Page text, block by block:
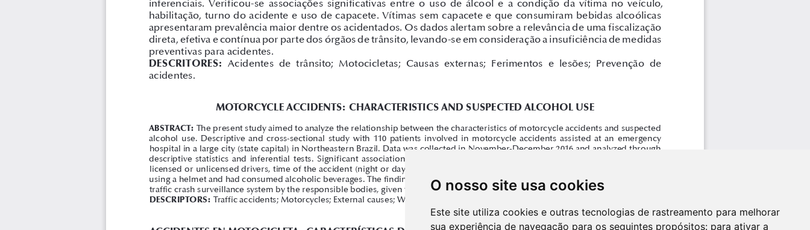
O nosso site usa cookies
Este site utiliza cookies e outras tecnologias de rastreamento para melhorar
sua experiência de navegação para os seguintes propósitos: para ativar a